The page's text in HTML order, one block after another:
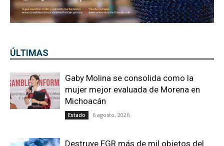
ÚLTIMAS
Gaby Molina se consolida como la
mujer mejor evaluada de Morena en
Michoacán
Estado 6 agosto, 2026
Destruye FGR más de mil objetos del